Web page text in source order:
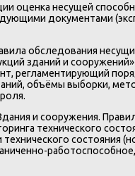
оценка несущей
документами
обследования
зданий и
регламентирующий
объёмы выборки,
и сооружения.
технического
состояния